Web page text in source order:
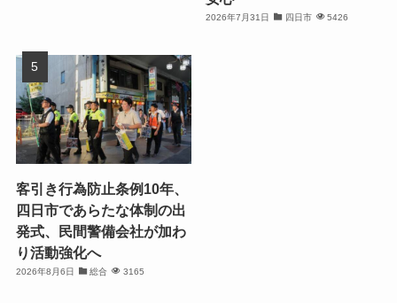
2026年7月31日 四日市 5426
客引き行為防止条例10年、
四日市であらたな体制の出
発式、民間警備会社が加わ
り活動強化へ
2026年8月6日 総合 3165